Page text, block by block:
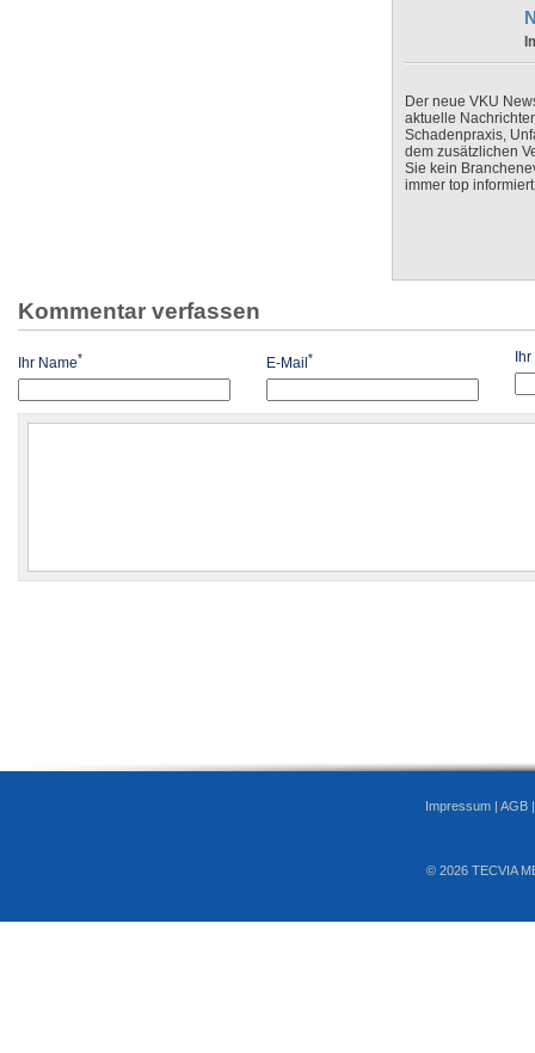
Der neue VKU
aktuelle
Schadenpraxis,
dem zusätzlichen
Sie kein
immer top
Kommentar verfassen
Ihr Name* E-Mail* Ihr
Impressum | AGB
© 2026 TECVIA